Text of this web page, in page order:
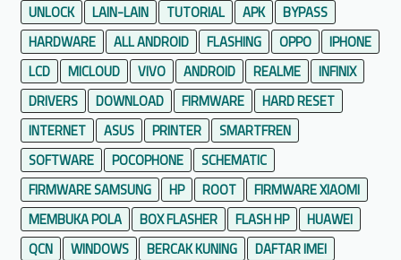
UNLOCK
LAIN-LAIN TUTORIAL APK
BYPASS
HARDWARE
ALL ANDROID FLASHING OPPO
IPHONE
LCD
MICLOUD VIVO ANDROID REALME
INFINIX
DRIVERS
DOWNLOAD FIRMWARE
HARD RESET
INTERNET
ASUS PRINTER
SMARTFREN
SOFTWARE
POCOPHONE
SCHEMATIC
FIRMWARE SAMSUNG
HP ROOT
FIRMWARE XIAOMI
MEMBUKA POLA
BOX FLASHER FLASH HP
HUAWEI
QCN
WINDOWS BERCAK KUNING
DAFTAR IMEI